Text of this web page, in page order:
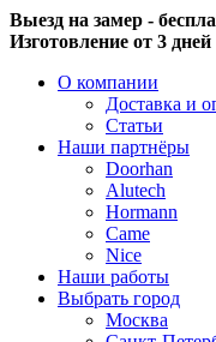
Выезд на замер -
Изготовление от 3 дней
О компании
Доставка и
Статьи
Наши партнёры
Doorhan
Alutech
Hormann
Came
Nice
Наши работы
Выбрать город
Москва